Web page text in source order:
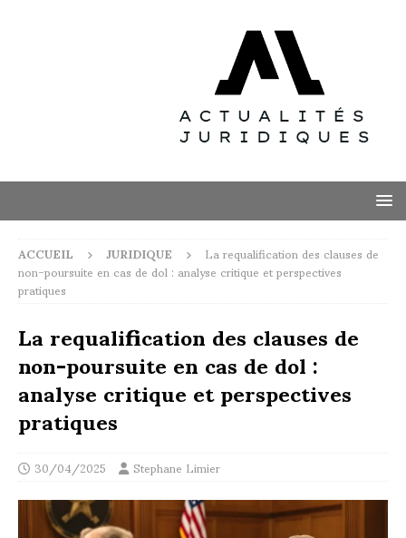
ACCUEIL JURIDIQUE La requalification des clauses de
non-poursuite en cas de dol : analyse critique et perspectives
pratiques
La requalification des clauses de
non-poursuite en cas de dol :
analyse critique et perspectives
pratiques
30/04/2025 Stephane Limier